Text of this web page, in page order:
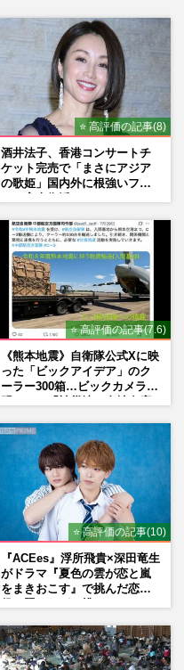
⭐ 高評価の記事(8)
酒井法子、香港コンサートチ
ケット完売で「まさにアジア
の歌姫」国内外に根強いファ
⭐ 高評価の記事(7.6)
《熊本地震》自衛隊公式Xに映
った「ビックアイデア」のク
ーラー300箱…ビックカメラが
⭐ 高評価の記事(10)
『ACEes』浮所飛貴×深田竜生
がドラマ『夏色の雲が恋と嵐
をまきおこす』で挑んだ恋人